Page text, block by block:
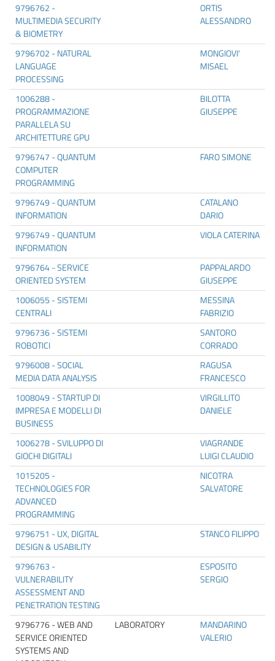
9796762 -
MULTIMEDIA SECURITY
& BIOMETRY
ORTIS
ALESSANDRO
9796702 - NATURAL
LANGUAGE
PROCESSING
MONGIOVI'
MISAEL
1006288 -
PROGRAMMAZIONE
PARALLELA SU
ARCHITETTURE GPU
BILOTTA
GIUSEPPE
9796747 - QUANTUM
COMPUTER
PROGRAMMING
FARO SIMONE
9796749 - QUANTUM
INFORMATION
CATALANO
DARIO
9796749 - QUANTUM
INFORMATION
VIOLA CATERINA
9796764 - SERVICE
ORIENTED SYSTEM
PAPPALARDO
GIUSEPPE
1006055 - SISTEMI
CENTRALI
MESSINA
FABRIZIO
9796736 - SISTEMI
ROBOTICI
SANTORO
CORRADO
9796008 - SOCIAL
MEDIA DATA ANALYSIS
RAGUSA
FRANCESCO
1008049 - STARTUP DI
IMPRESA E MODELLI DI
BUSINESS
VIRGILLITO
DANIELE
1006278 - SVILUPPO DI
GIOCHI DIGITALI
VIAGRANDE
LUIGI CLAUDIO
1015205 -
TECHNOLOGIES FOR
ADVANCED
PROGRAMMING
NICOTRA
SALVATORE
9796751 - UX, DIGITAL
DESIGN & USABILITY
STANCO FILIPPO
9796763 -
VULNERABILITY
ASSESSMENT AND
PENETRATION TESTING
ESPOSITO
SERGIO
9796776 - WEB AND
SERVICE ORIENTED
SYSTEMS AND
LABORATORY
MANDARINO
VALERIO